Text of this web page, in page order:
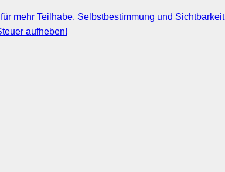
mehr Teilhabe, Selbstbestimmung und Sichtbarkeit
aufheben!